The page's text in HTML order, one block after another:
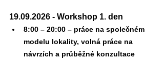
19.09.2026 - Workshop 1. den
8:00 – 20:00 – práce na společném
modelu lokality, volná práce na
návrzích a průběžné konzultace